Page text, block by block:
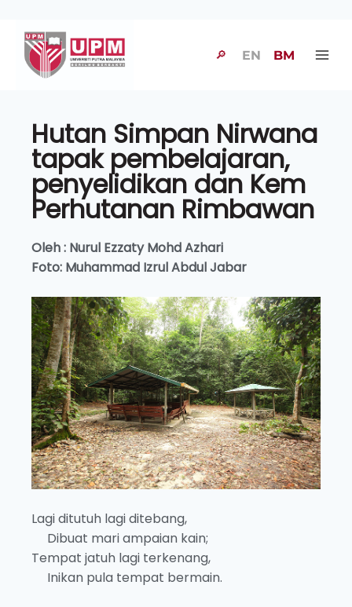
🔎 EN BM
Hutan Simpan Nirwana
tapak pembelajaran,
penyelidikan dan Kem
Perhutanan Rimbawan
Oleh : Nurul Ezzaty Mohd Azhari
Foto: Muhammad Izrul Abdul Jabar
Lagi ditutuh lagi ditebang,
Dibuat mari ampaian kain;
Tempat jatuh lagi terkenang,
Inikan pula tempat bermain.